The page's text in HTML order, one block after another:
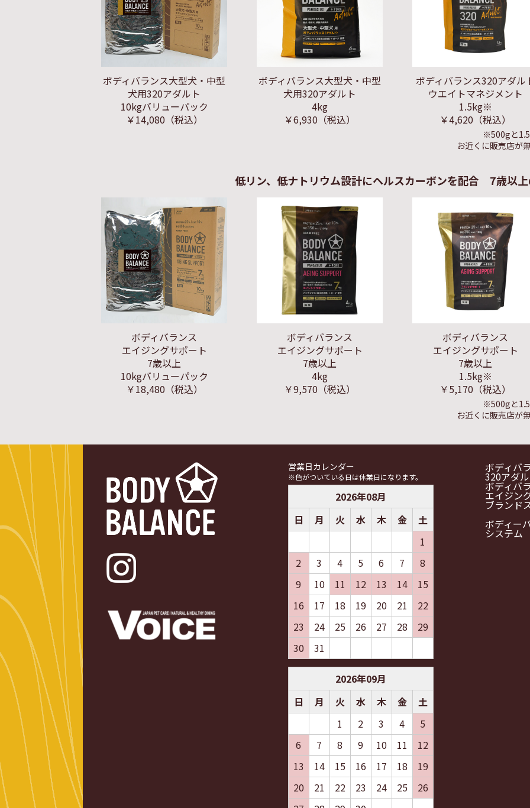
ボディバランス大型犬・中型
犬用320アダルト
10kgバリューパック
￥14,080 （税込）
ボディバランス大型犬・中型
犬用320アダルト
4kg
￥6,930 （税込）
ボディバランス320アダル
ウエイトマネジメント
1.5kg※
￥4,620 （税込）
※500gと
お近くに販売店が
低リン、低ナトリウム設計にヘルスカーボンを配合 7歳以
ボディバランス
エイジングサポート
7歳以上
10kgバリューパック
￥18,480 （税込）
ボディバランス
エイジングサポート
7歳以上
4kg
￥9,570 （税込）
ボディバランス
エイジングサポート
7歳以上
1.5kg※
￥5,170 （税込）
※500gと
お近くに販売店が
営業日カレンダー
※色がついている日は休業日になります。
2026年08月
日
月 火 水 木 金
土
1
2
3 4 5 6 7
8
9
10 11 12 13 14
15
16
17 18 19 20 21
22
23
24 25 26 27 28
29
30
31
2026年09月
日
月 火 水 木 金
土
1
2 3 4
5
6
7 8 9 10 11
12
13
14 15 16 17 18
19
20
21 22 23 24 25
26
ボディバ
320アダ
ボディバ
エイジン
ブランド
ボディー
システム